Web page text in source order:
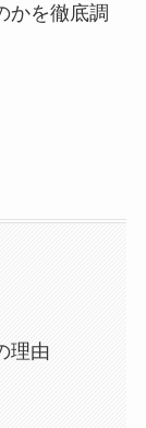
かを徹底調
理由